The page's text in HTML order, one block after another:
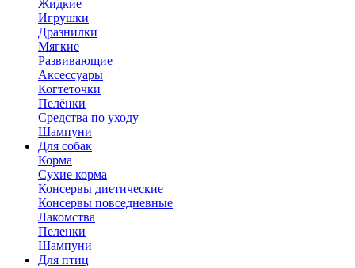
Жидкие
Игрушки
Дразнилки
Мягкие
Развивающие
Аксессуары
Когтеточки
Пелёнки
Средства по уходу
Шампуни
Для собак
Корма
Сухие корма
Консервы диетические
Консервы повседневные
Лакомства
Пеленки
Шампуни
Для птиц